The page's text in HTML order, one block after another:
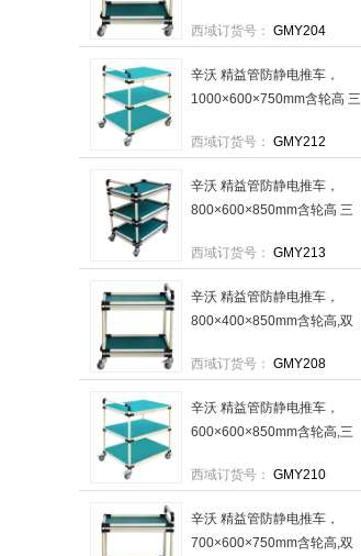
西域订货号： GMY204
辛沃 精益管防静电推车，
1000×600×750mm含轮高 三
西域订货号： GMY212
辛沃 精益管防静电推车，
800×600×850mm含轮高 三
西域订货号： GMY213
辛沃 精益管防静电推车，
800×400×850mm含轮高,双
西域订货号： GMY208
辛沃 精益管防静电推车，
600×600×850mm含轮高,三
西域订货号： GMY210
辛沃 精益管防静电推车，
700×600×750mm含轮高,双